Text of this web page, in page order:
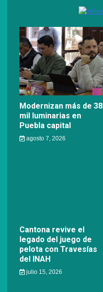
Modernizan más de 38
mil luminarias en
Puebla capital
agosto 7, 2026
Cantona revive el
legado del juego de
pelota con Travesías
del INAH
julio 15, 2026